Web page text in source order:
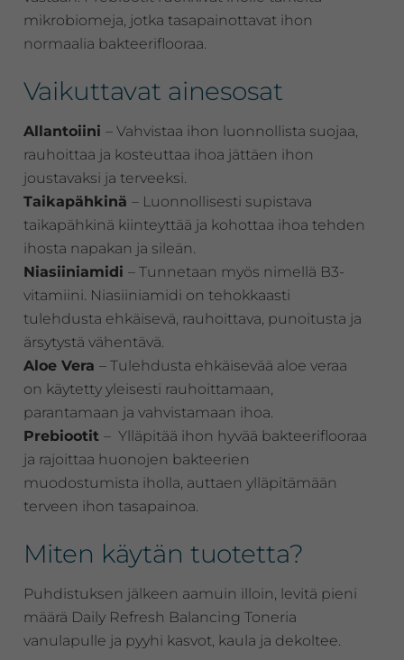
mikrobiomeja, jotka tasapainottavat ihon
normaalia bakteeriflooraa.
Vaikuttavat ainesosat
Allantoiini – Vahvistaa ihon luonnollista suojaa,
rauhoittaa ja kosteuttaa ihoa jättäen ihon
joustavaksi ja terveeksi.
Taikapähkinä – Luonnollisesti supistava
taikapähkinä kiinteyttää ja kohottaa ihoa tehden
ihosta napakan ja sileän.
Niasiiniamidi – Tunnetaan myös nimellä B3-
vitamiini. Niasiiniamidi on tehokkaasti
tulehdusta ehkäisevä, rauhoittava, punoitusta ja
ärsytystä vähentävä.
Aloe Vera – Tulehdusta ehkäisevää aloe veraa
on käytetty yleisesti rauhoittamaan,
parantamaan ja vahvistamaan ihoa.
Prebiootit – Ylläpitää ihon hyvää bakteeriflooraa
ja rajoittaa huonojen bakteerien
muodostumista iholla, auttaen ylläpitämään
terveen ihon tasapainoa.
Miten käytän tuotetta?
Puhdistuksen jälkeen aamuin illoin, levitä pieni
määrä Daily Refresh Balancing Toneria
vanulapulle ja pyyhi kasvot, kaula ja dekoltee.